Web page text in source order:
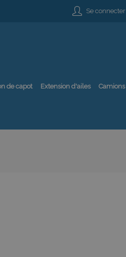
Se connecter
de capot Extension d'ailes Camions